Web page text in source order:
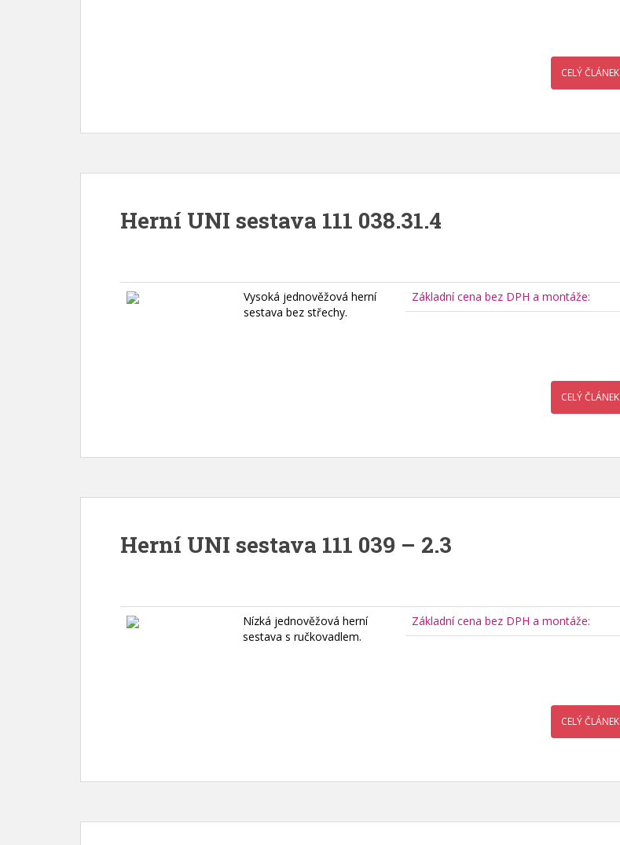
CELÝ ČLÁNEK
Herní UNI sestava 111 038.31.4
Vysoká jednověžová herní
sestava bez střechy.
Základní cena bez DPH a montáže:
CELÝ ČLÁNEK
Herní UNI sestava 111 039 – 2.3
Nízká jednověžová herní
sestava s ručkovadlem.
Základní cena bez DPH a montáže:
CELÝ ČLÁNEK